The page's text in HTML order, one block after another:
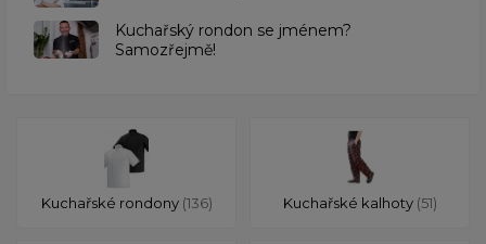
Kuchařský rondon se jménem?
Samozřejmě!
Kuchařské rondony (136) Kuchařské kalhoty (51)